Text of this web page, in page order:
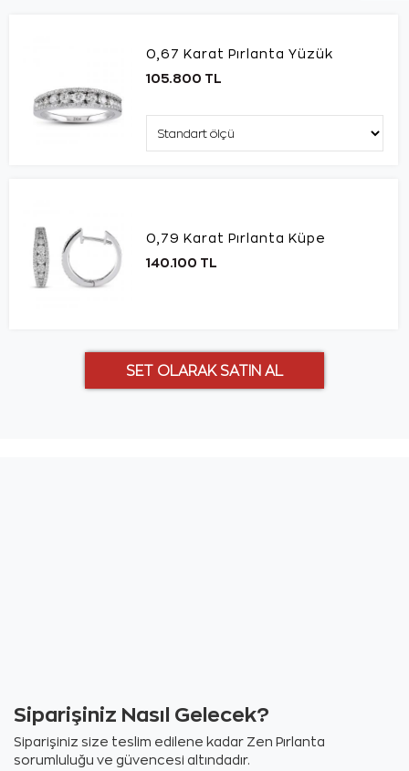
0,67 Karat Pırlanta Yüzük
105.800 TL
0,79 Karat Pırlanta Küpe
140.100 TL
Siparişiniz Nasıl Gelecek?
Siparişiniz size teslim edilene kadar Zen Pırlanta
sorumluluğu ve güvencesi altındadır.